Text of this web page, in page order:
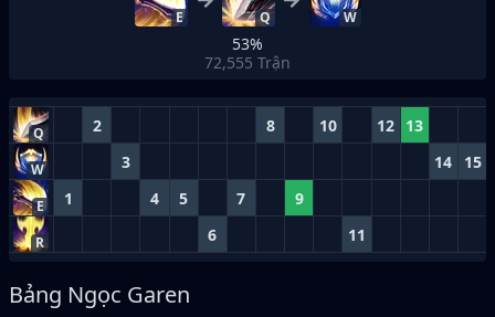
E Q W
53%
72,555 Trận
Q 2 8 10 12 13
W 3 14 15
E 1 4 5 7 9
R 6 11
Bảng Ngọc Garen